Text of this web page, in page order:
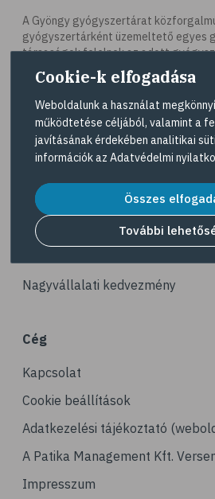
# hal
# egészséges táplálkozás
# omega-3
# A-vitamin
# ásványi anyagok
# ízületi fájdalom
# ízületek
# csontok
# porckopás
# csonttörés
# mozgásszervi problémák
# köszvény
# ínhüvelygyulladás
# tél
A Gyöngy gyógyszertárat
gyógyszertárként üzemeltető egyes
társaságok felelnek az adott
működésért. A Gyöngy
elérhetőségeit a Gyógyszertár kereső
tekintheti meg.
Navigáció
Dermokozmetikumok
Gyöngy Patika Magazin
Nagyvállalati kedvezmény
Cég
Kapcsolat
Cookie beállítások
Adatkezelési tájékoztató
A Patika Management Kft.
Impresszum
Cookie-k elfogadása
Weboldalunk a használat
működtetése céljából, valamint a
javításának érdekében analitikai
információk az Adatvédelmi
Összes
További